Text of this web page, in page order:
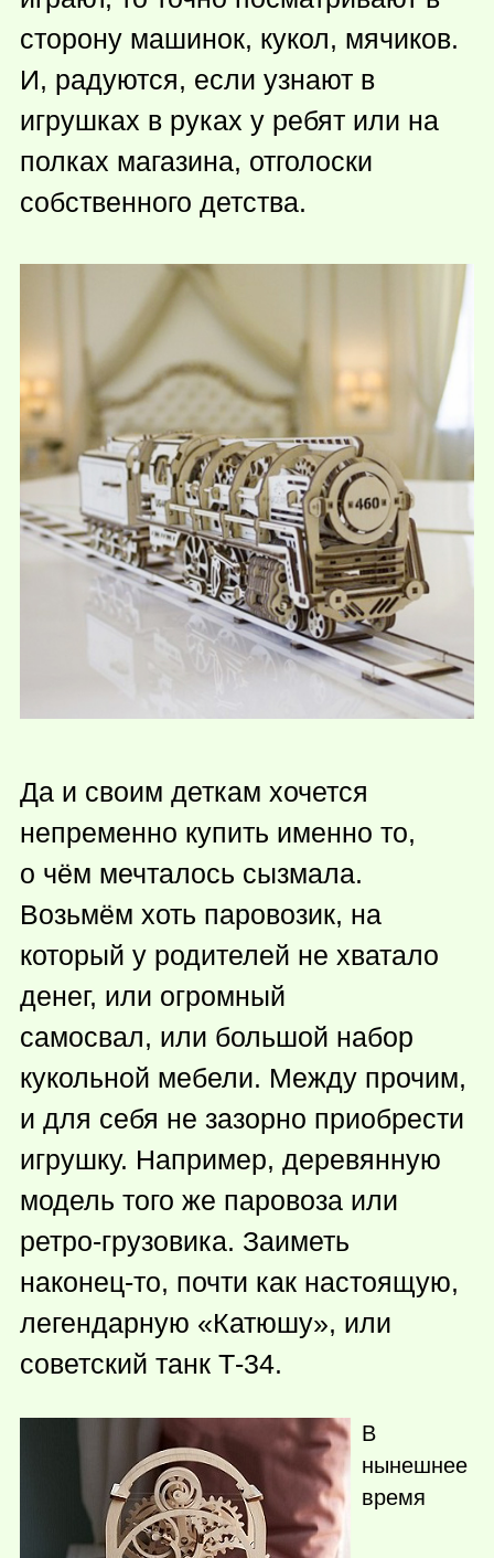
сторону машинок, кукол, мячиков.
И, радуются, если узнают в
игрушках в руках у ребят или на
полках магазина, отголоски
собственного детства.
Да и своим деткам хочется
непременно купить именно то,
о чём мечталось сызмала.
Возьмём хоть паровозик, на
который у родителей не хватало
денег, или огромный
самосвал, или большой набор
кукольной мебели. Между прочим,
и для себя не зазорно приобрести
игрушку. Например, деревянную
модель того же паровоза или
ретро-грузовика. Заиметь
наконец-то, почти как настоящую,
легендарную «Катюшу», или
советский танк Т-34.
В
нынешнее
время